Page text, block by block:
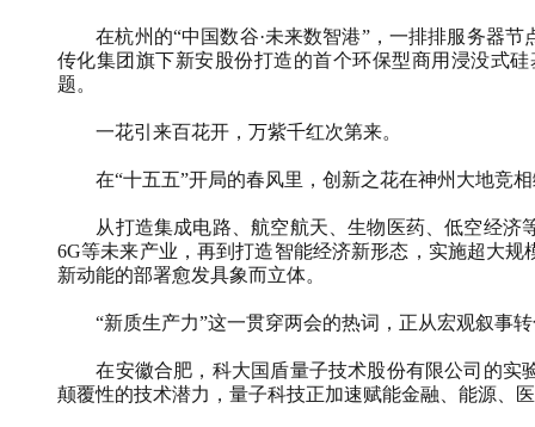
在杭州的“中国数谷·未来数智港”，一排排服务器节
传化集团旗下新安股份打造的首个环保型商用浸没式
题。
一花引来百花开，万紫千红次第来。
在“十五五”开局的春风里，创新之花在神州大地竞相
从打造集成电路、航空航天、生物医药、低空经济
6G等未来产业，再到打造智能经济新形态，实施超大
新动能的部署愈发具象而立体。
“新质生产力”这一贯穿两会的热词，正从宏观叙事转
在安徽合肥，科大国盾量子技术股份有限公司的实
颠覆性的技术潜力，量子科技正加速赋能金融、能源、